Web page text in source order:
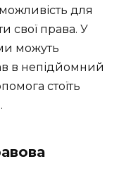
для
свої права. У
можуть
в непідйомний
стоїть